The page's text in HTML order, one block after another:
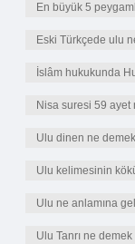
En büyük 5
Eski Türkçede ulu
İslâm hukukunda
Nisa suresi 59 ayet
Ulu dinen ne demek
Ulu kelimesinin
Ulu ne anlamına
Ulu Tanrı ne demek